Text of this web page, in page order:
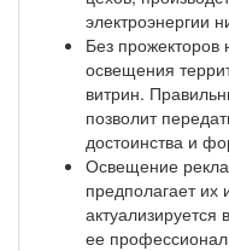
электроэнергии
Без прожекторов
освещения
витрин.
позволит
достоинства и
Освещение
предполагает их
ее